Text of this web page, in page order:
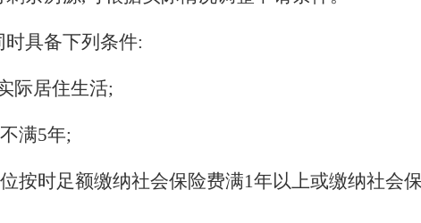
具备下列条件:
际居住生活;
满5年;
按时足额缴纳社会保险费满1年以上或缴纳社会